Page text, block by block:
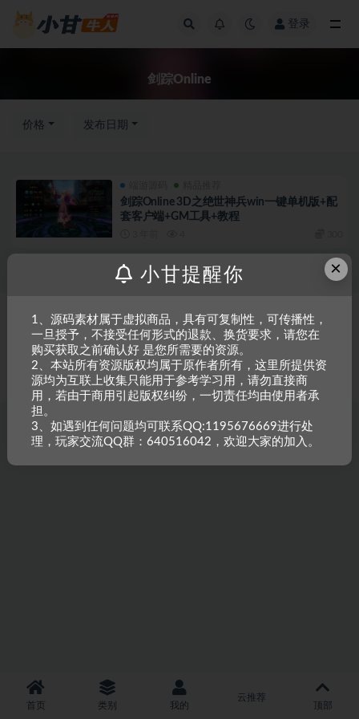
登录
剑踪Online
价格 发布日期
剑踪Online 3D之绝世神兵win一键单机版+配
套客户端+GM工具+教程
Copyright © 2023 小甘牛人资源网 - All rights reserved
粤ICP备2023002201
号-1
本站是一个坚持做精品资源的网站，会长期坚持更新资源，以共享为原则，尊
重原创，如需搬资源请先与站长沟通，恶意搬运封禁账号。
首页 类别 我的
云推荐
顶部
×
小甘提醒你
1、源码素材属于虚拟商品，具有可复制性，可传播性，
一旦授予，不接受任何形式的退款、换货要求，请您在
购买获取之前确认好 是您所需要的资源。
2、本站所有资源版权均属于原作者所有，这里所提供资
源均为互联上收集只能用于参考学习用，请勿直接商
用，若由于商用引起版权纠纷，一切责任均由使用者承
担。
3、如遇到任何问题均可联系QQ:1195676669进行处
理，玩家交流QQ群：640516042，欢迎大家的加入。